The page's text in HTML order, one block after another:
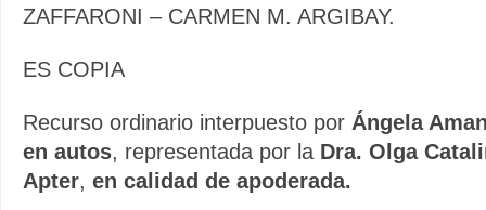
ZAFFARONI – CARMEN M. ARGIBAY.
ES COPIA
Recurso ordinario interpuesto por Ángela
en autos, representada por la Dra. Olga
Apter, en calidad de apoderada.